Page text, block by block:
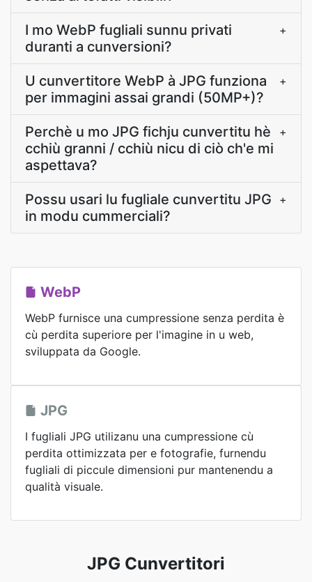
I mo WebP fugliali sunnu privati
duranti a cunversioni?
+
U cunvertitore WebP à JPG funziona
per immagini assai grandi (50MP+)?
+
Perchè u mo JPG fichju cunvertitu hè
cchiù granni / cchiù nicu di ciò ch'e mi
aspettava?
+
Possu usari lu fugliale cunvertitu JPG
in modu cummerciali?
+
WebP
WebP furnisce una cumpressione senza perdita è
cù perdita superiore per l'imagine in u web,
sviluppata da Google.
JPG
I fugliali JPG utilizanu una cumpressione cù
perdita ottimizzata per e fotografie, furnendu
fugliali di piccule dimensioni pur mantenendu a
qualità visuale.
JPG Cunvertitori